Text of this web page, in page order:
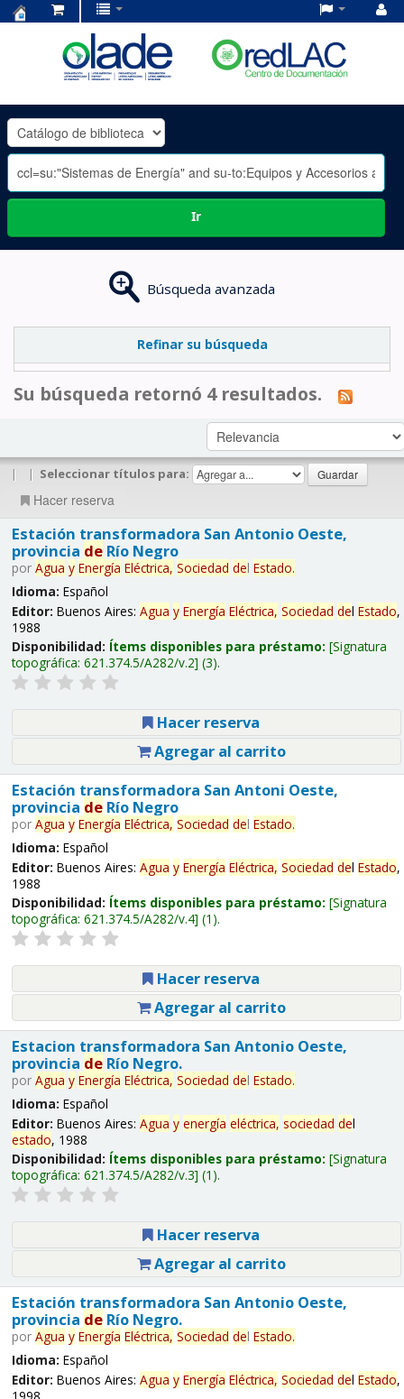
OLADE
-
Ir
Búsqueda avanzada
Refinar su búsqueda
Su búsqueda retornó 4 resultados.
| | Seleccionar títulos para:
Hacer reserva
Estación transformadora San Antonio Oeste,
provincia deRío Negro
por Agua y Energía Eléctrica, Sociedad del Estado.
Idioma: Español
Editor: Buenos Aires: Agua y Energía Eléctrica, Sociedad del Estado,
1988
Disponibilidad: Ítems disponibles para préstamo: Signatura
topográfica: 621.374.5/A282/v.2 (3).
Hacer reserva
Agregar al carrito
Estación transformadora San Antoni Oeste,
provincia deRío Negro
por Agua y Energía Eléctrica, Sociedad del Estado.
Idioma: Español
Editor: Buenos Aires: Agua y Energía Eléctrica, Sociedad del Estado,
1988
Disponibilidad: Ítems disponibles para préstamo: Signatura
topográfica: 621.374.5/A282/v.4 (1).
Hacer reserva
Agregar al carrito
Estacion transformadora San Antonio Oeste,
provincia deRío Negro.
por Agua y Energía Eléctrica, Sociedad del Estado.
Idioma: Español
Editor: Buenos Aires: Agua y energía eléctrica, sociedad del
estado, 1988
Disponibilidad: Ítems disponibles para préstamo: Signatura
topográfica: 621.374.5/A282/v.3 (1).
Hacer reserva
Agregar al carrito
Estación transformadora San Antonio Oeste,
provincia deRío Negro.
por Agua y Energía Eléctrica, Sociedad del Estado.
Idioma: Español
Editor: Buenos Aires: Agua y Energía Eléctrica, Sociedad del Estado,
1998